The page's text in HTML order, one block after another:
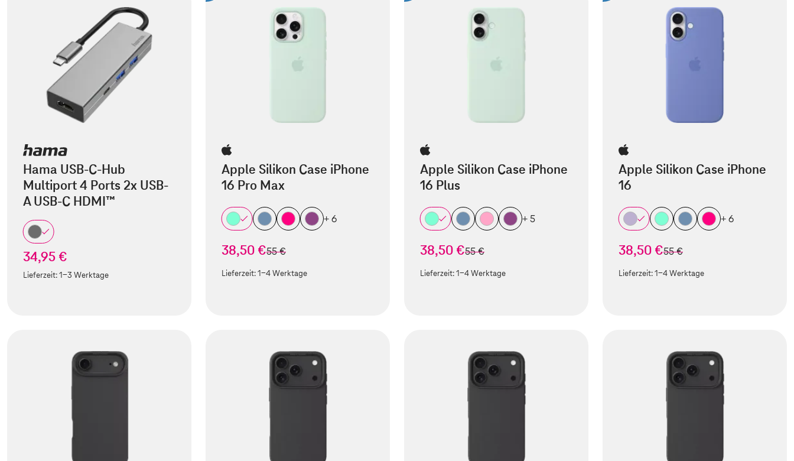
Hama USB-C-Hub
Multiport 4 Ports 2x USB-
A USB-C HDMI™
34,95 €
Lieferzeit:1-3 Werktage
Apple Silikon Case iPhone
16 Pro Max
+ 6
38,50 €statt
55 €
Lieferzeit:1-4 Werktage
Apple Silikon Case iPhone
16 Plus
+ 5
38,50 €statt
55 €
Lieferzeit:1-4 Werktage
Apple Silikon Case iPhone
16
+ 6
38,50 €statt
55 €
Lieferzeit:1-4 Werktage